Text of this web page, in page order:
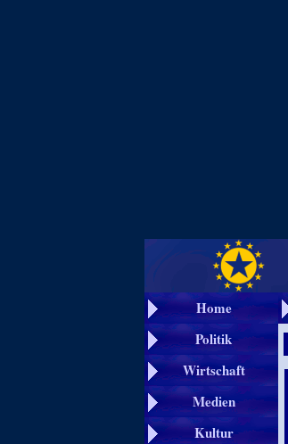
Home
Politik
Wirtschaft
Medien
Kultur